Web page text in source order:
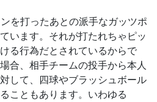
を打ったあとの派手なガッツポ
います。それが打たれちゃピッ
る行為だとされているからで
合、相手チームの投手から本人
して、四球やブラッシュボール
こともあります。いわゆる